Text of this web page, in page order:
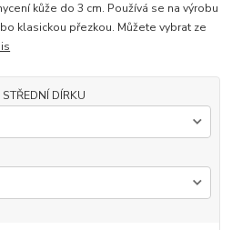
kůže do 3 cm. Používá se na výrobu
klasickou přezkou. Můžete vybrat ze
DÍRKU